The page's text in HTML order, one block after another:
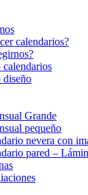
calendarios?
calendarios
diseño
Grande
pequeño
nevera con
pared –